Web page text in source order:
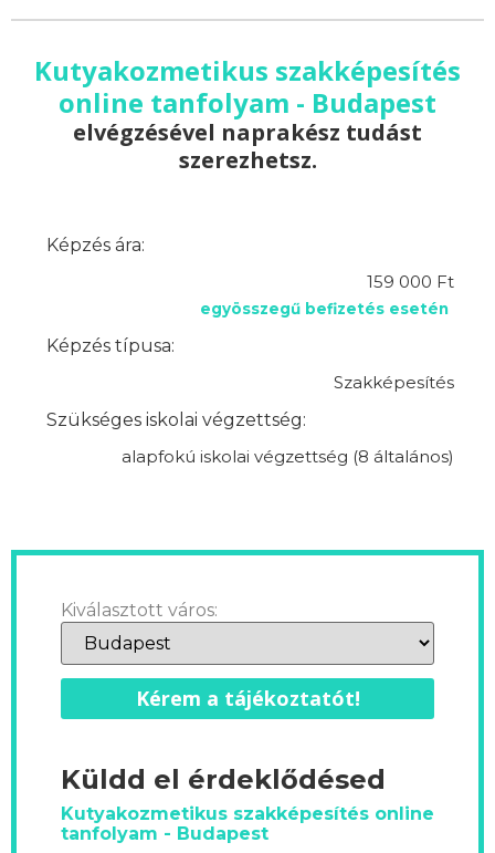
Kutyakozmetikus szakképesítés
online tanfolyam - Budapest
elvégzésével naprakész tudást
szerezhetsz.
Képzés ára:
159 000 Ft
egyösszegű befizetés esetén
Képzés típusa:
Szakképesítés
Szükséges iskolai végzettség:
alapfokú iskolai végzettség (8 általános)
Kiválasztott város:
Kérem a tájékoztatót!
Küldd el érdeklődésed
Kutyakozmetikus szakképesítés online
tanfolyam - Budapest